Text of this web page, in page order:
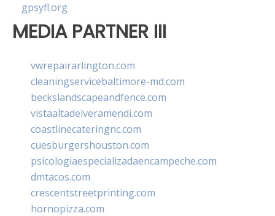
gpsyfl.org
MEDIA PARTNER III
vwrepairarlington.com
cleaningservicebaltimore-md.com
beckslandscapeandfence.com
vistaaltadelveramendi.com
coastlinecateringnc.com
cuesburgershouston.com
psicologiaespecializadaencampeche.com
dmtacos.com
crescentstreetprinting.com
hornopizza.com